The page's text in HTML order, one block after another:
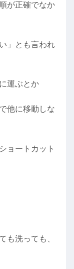
が正確でなか
」とも言われ
運ぶとか
他に移動しな
ョートカット
も洗っても、